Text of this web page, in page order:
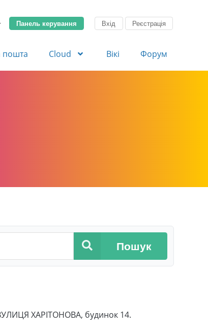
Панель керування Вхід Реєстрація
пошта Cloud Вікі Форум
Пошук
ХАРІТОНОВА, будинок 14.